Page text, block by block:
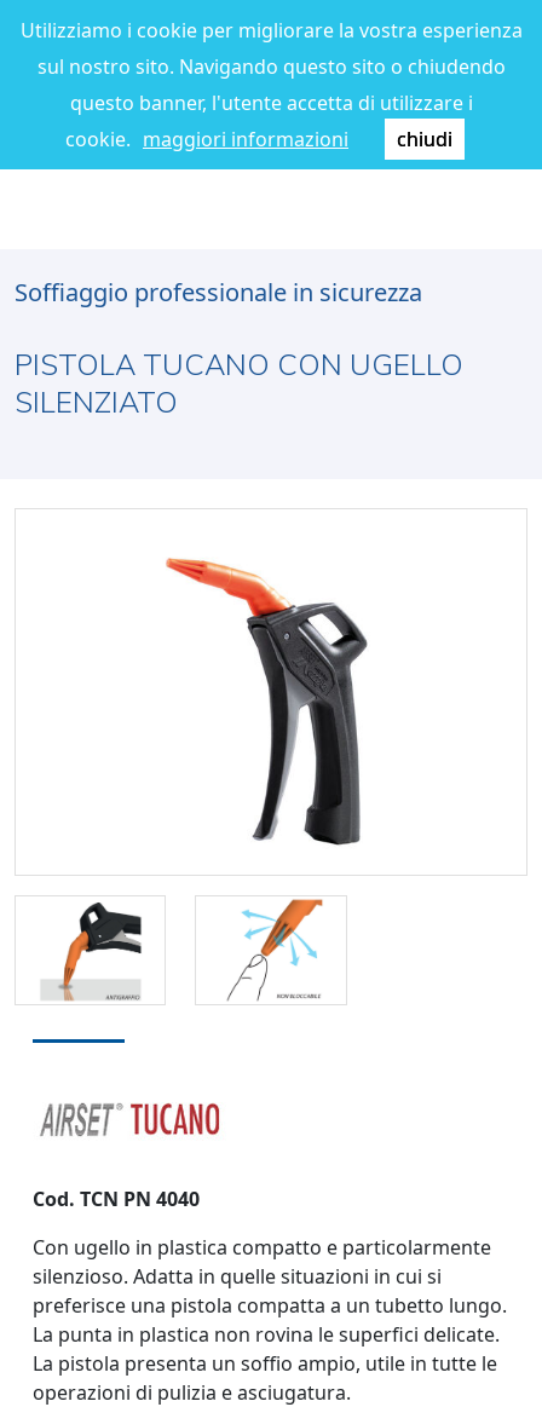
Utilizziamo i cookie per migliorare la vostra esperienza
sul nostro sito. Navigando questo sito o chiudendo
questo banner, l'utente accetta di utilizzare i
cookie. maggiori informazioni chiudi
Soffiaggio professionale in sicurezza
PISTOLA TUCANO CON UGELLO
SILENZIATO
Cod. TCN PN 4040
Con ugello in plastica compatto e particolarmente
silenzioso. Adatta in quelle situazioni in cui si
preferisce una pistola compatta a un tubetto lungo.
La punta in plastica non rovina le superfici delicate.
La pistola presenta un soffio ampio, utile in tutte le
operazioni di pulizia e asciugatura.